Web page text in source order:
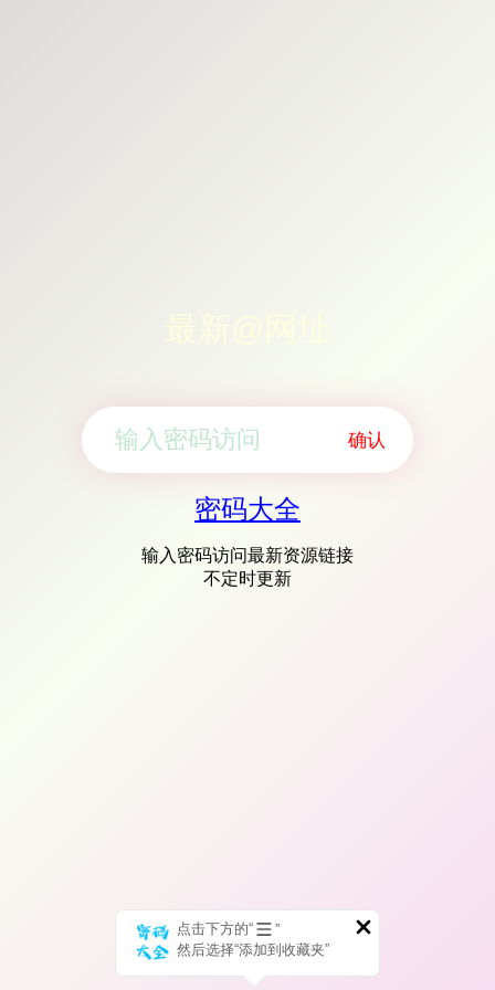
确认
密码大全
输入密码访问最新资源链接
不定时更新
点击下方的“
”
然后选择“添加到收藏夹”